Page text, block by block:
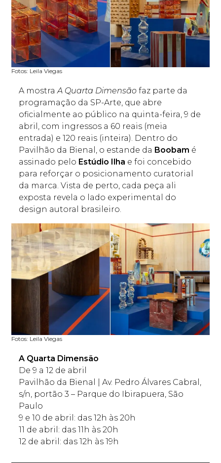
Fotos: Leila Viegas
A mostra A Quarta Dimensão faz parte da
programação da SP-Arte, que abre
oficialmente ao público na quinta-feira, 9 de
abril, com ingressos a 60 reais (meia
entrada) e 120 reais (inteira). Dentro do
Pavilhão da Bienal, o estande da Boobam é
assinado pelo Estúdio Ilha e foi concebido
para reforçar o posicionamento curatorial
da marca. Vista de perto, cada peça ali
exposta revela o lado experimental do
design autoral brasileiro.
Fotos: Leila Viegas
A Quarta Dimensão
De 9 a 12 de abril
Pavilhão da Bienal | Av. Pedro Álvares Cabral,
s/n, portão 3 – Parque do Ibirapuera, São
Paulo
9 e 10 de abril: das 12h às 20h
11 de abril: das 11h às 20h
12 de abril: das 12h às 19h